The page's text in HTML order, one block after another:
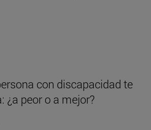
con discapacidad te
¿a peor o a mejor?